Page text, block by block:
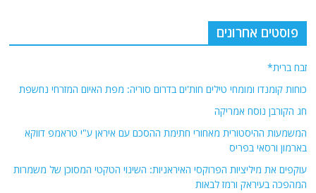
פוסטים אחרונים
זבח ברית*
כוחות קומנדו ומומחי טילים חות'ים בדרום סוריה: מפת האיום המזרחי נחשפת
חג הקורבן נוסח אמריקה
המשמעות ההיסטורית מאחורי חתימת ההסכם עם איראן ע"י טראמפ דווקא
בארמון ורסאי בפריס
עוקפים את מיליציות הפרוקסי האיראניות: השינוי הטקטי המסוכן של משמרות
המהפכה בעיראק ורמז לבאות